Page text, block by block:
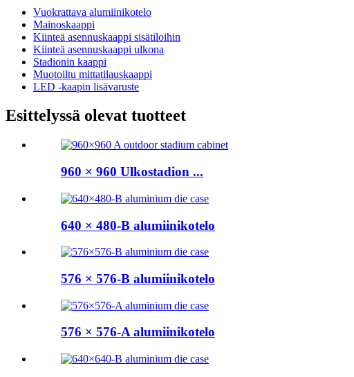
Vuokrattava alumiinikotelo
Mainoskaappi
Kiinteä asennuskaappi sisätiloihin
Kiinteä asennuskaappi ulkona
Stadionin kaappi
Muotoiltu mittatilauskaappi
LED -kaapin lisävaruste
Esittelyssä olevat tuotteet
960 × 960 Ulkostadion ...
640 × 480-B alumiinikotelo
576 × 576-B alumiinikotelo
576 × 576-A alumiinikotelo